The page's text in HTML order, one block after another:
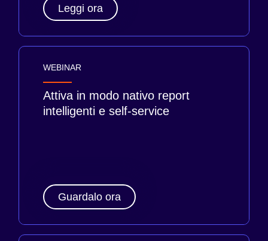
Leggi ora
WEBINAR
Attiva in modo nativo report
intelligenti e self-service
Guardalo ora